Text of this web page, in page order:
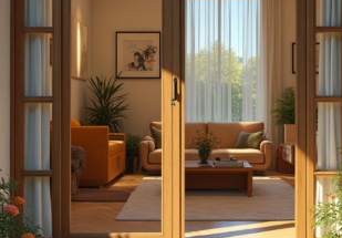
títulos y meta descripciones.
relevantes sobre la ubicación. Cuanto